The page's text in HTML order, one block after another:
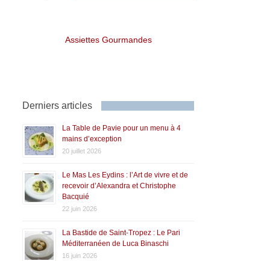
Assiettes Gourmandes
Derniers articles
La Table de Pavie pour un menu à 4
mains d’exception
20 juillet 2026
Le Mas Les Eydins : l’Art de vivre et de
recevoir d’Alexandra et Christophe
Bacquié
22 juin 2026
La Bastide de Saint-Tropez : Le Pari
Méditerranéen de Luca Binaschi
16 juin 2026